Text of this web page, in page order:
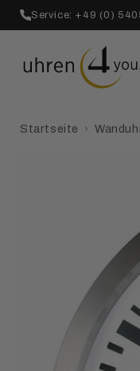
zum
Inhalt
Service: +49 (0)
Startseite ›